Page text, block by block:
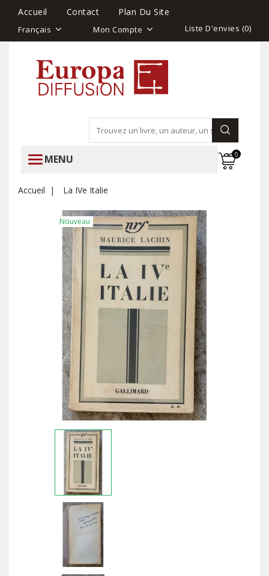
Accueil Contact Plan Du Site
Français Mon Compte Liste D'envies (0)
MENU 0
Accueil La IVe Italie
Nouveau